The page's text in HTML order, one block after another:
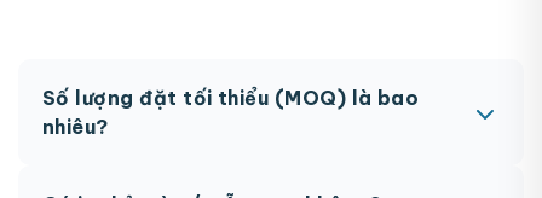
Số lượng đặt tối thiểu (MOQ) là bao
nhiêu?